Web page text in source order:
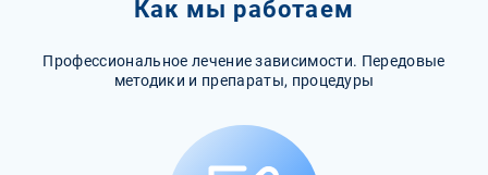
Как мы работаем
Профессиональное лечение зависимости. Передовые
методики и препараты, процедуры